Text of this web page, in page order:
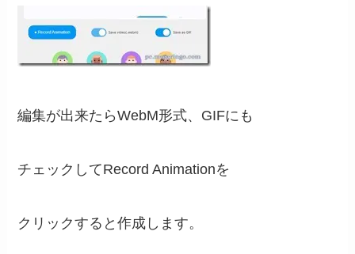
編集が出来たらWebM形式、GIFにも
チェックしてRecord Animationを
クリックすると作成します。